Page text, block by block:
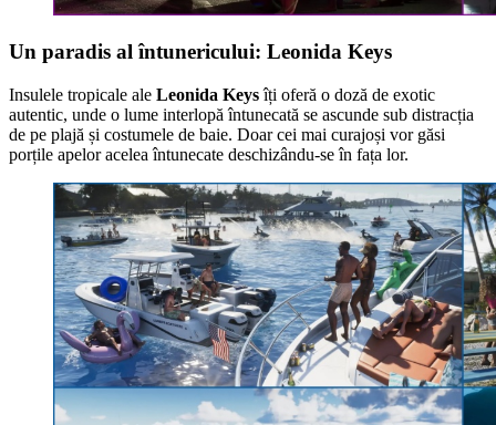
Un paradis al întunericului: Leonida Keys
Insulele tropicale ale Leonida Keysîți oferă o doză de exotic
autentic, unde o lume interlopă întunecată se ascunde sub distracția
de pe plajă și costumele de baie. Doar cei mai curajoși vor găsi
porțile apelor acelea întunecate deschizându-se în fața lor.